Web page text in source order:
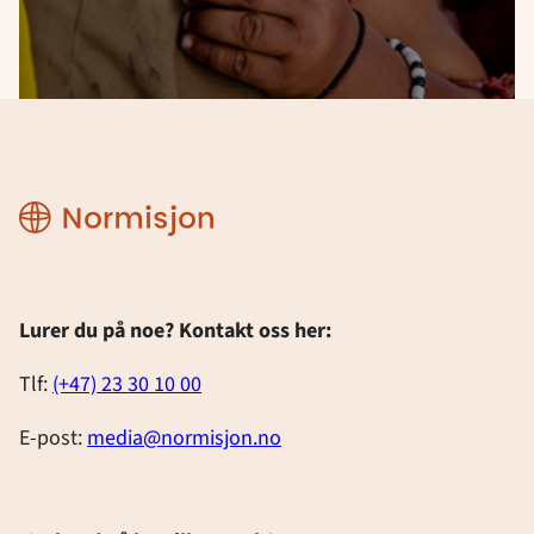
Designmanual
Lurer du på noe? Kontakt oss her:
Tlf:(+47) 23 30 10 00
E-post:media@normisjon.no